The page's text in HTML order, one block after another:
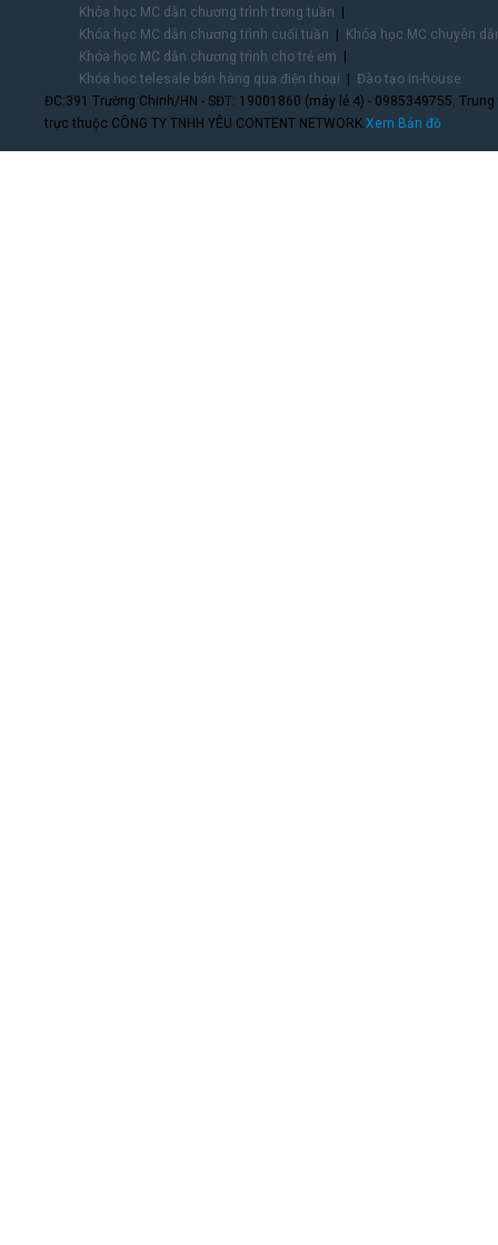
Khóa học MC dẫn chương trình trong tuần
Khóa học MC dẫn chương trình cuối tuần
Khóa học MC chuyên
Khóa học MC dẫn chương trình cho trẻ em
Khóa học telesale bán hàng qua điện thoại
Đào tạo In-house
ĐC:391 Trường Chinh/HN - SĐT: 19001860 (máy lẻ 4) - 0985349755.
trực thuộc CÔNG TY TNHH YÊU CONTENT NETWORK.Xem Bản đồ